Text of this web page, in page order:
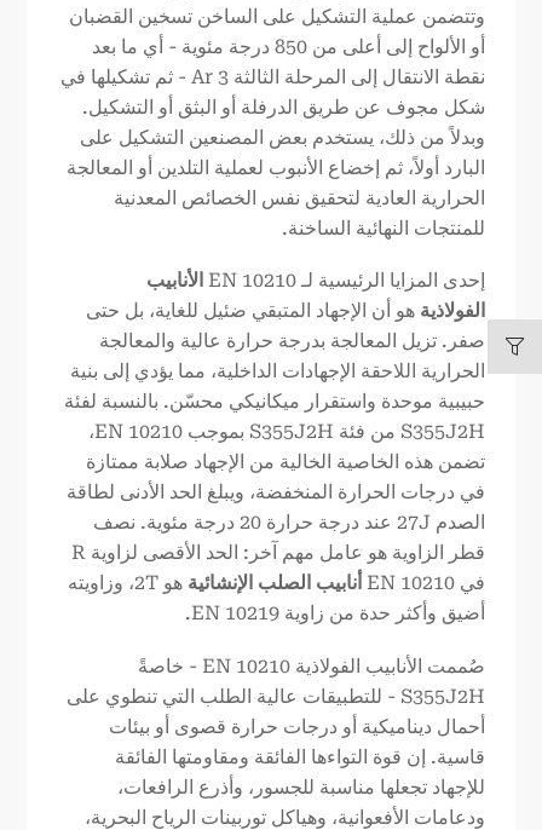
وتتضمن عملية التشكيل على الساخن تسخين القضبان
أو الألواح إلى أعلى من 850 درجة مئوية - أي ما بعد
نقطة الانتقال إلى المرحلة الثالثة Ar 3 - ثم تشكيلها في
شكل مجوف عن طريق الدرفلة أو البثق أو التشكيل.
وبدلاً من ذلك، يستخدم بعض المصنعين التشكيل على
البارد أولاً، ثم إخضاع الأنبوب لعملية التلدين أو المعالجة
الحرارية العادية لتحقيق نفس الخصائص المعدنية
للمنتجات النهائية الساخنة.
إحدى المزايا الرئيسية لـ EN 10210
الأنابيب
الفولاذية هو أن الإجهاد المتبقي ضئيل للغاية، بل حتى
صفر. تزيل المعالجة بدرجة حرارة عالية والمعالجة
الحرارية اللاحقة الإجهادات الداخلية، مما يؤدي إلى بنية
حبيبية موحدة واستقرار ميكانيكي محسّن. بالنسبة لفئة
S355J2H من فئة S355J2H بموجب EN 10210،
تضمن هذه الخاصية الخالية من الإجهاد صلابة ممتازة
في درجات الحرارة المنخفضة، ويبلغ الحد الأدنى لطاقة
الصدم 27J عند درجة حرارة 20 درجة مئوية. نصف
قطر الزاوية هو عامل مهم آخر: الحد الأقصى لزاوية R
في EN 10210
أنابيب الصلب الإنشائية
هو 2T، وزاويته
أضيق وأكثر حدة من زاوية EN 10219.
صُممت الأنابيب الفولاذية EN 10210 - خاصةً
S355J2H - للتطبيقات عالية الطلب التي تنطوي على
أحمال ديناميكية أو درجات حرارة قصوى أو بيئات
قاسية. إن قوة التواءها الفائقة ومقاومتها الفائقة
للإجهاد تجعلها مناسبة للجسور، وأذرع الرافعات،
ودعامات الأفعوانية، وهياكل توربينات الرياح البحرية،